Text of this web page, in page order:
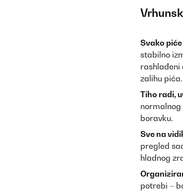
Svako
stabilno
rashlađeni
zalihu pića.
Tiho radi,
normalnog
boravku.
Sve na
pregled
hladnog
potrebi –